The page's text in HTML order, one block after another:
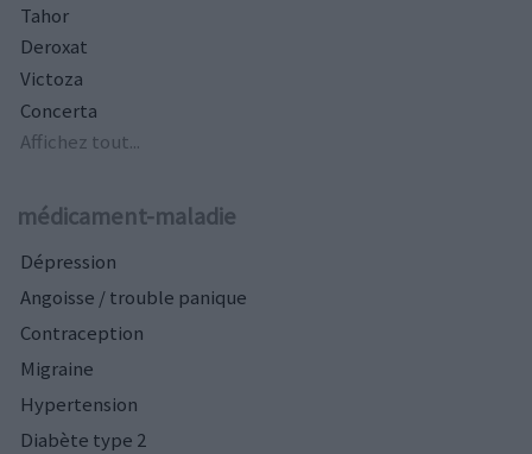
Tahor
Deroxat
Victoza
Concerta
Affichez tout...
médicament-maladie
Dépression
Angoisse / trouble panique
Contraception
Migraine
Hypertension
Diabète type 2